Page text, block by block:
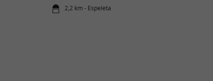
2,2 km - Espeleta